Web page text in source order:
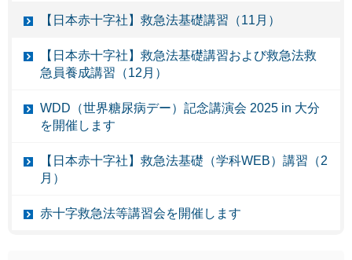
【日本赤十字社】救急法基礎講習（11月）
【日本赤十字社】救急法基礎講習および救急法救
急員養成講習（12月）
WDD（世界糖尿病デー）記念講演会 2025 in 大分
を開催します
【日本赤十字社】救急法基礎（学科WEB）講習（2
月）
赤十字救急法等講習会を開催します